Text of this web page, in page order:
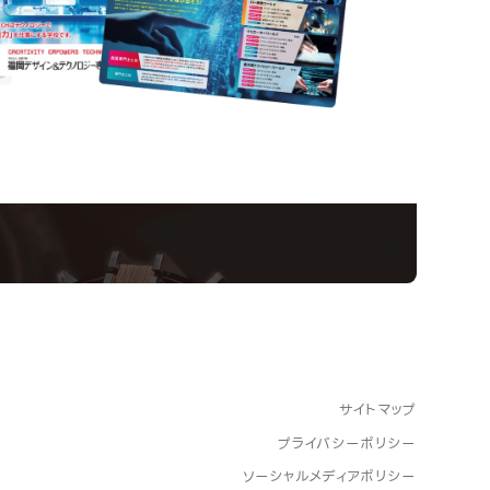
サイトマップ
プライバシーポリシー
ソーシャルメディアポリシー